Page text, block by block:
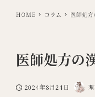
HOME コラム 医師処方
医師処方の
投稿日
2024年8月24日
著